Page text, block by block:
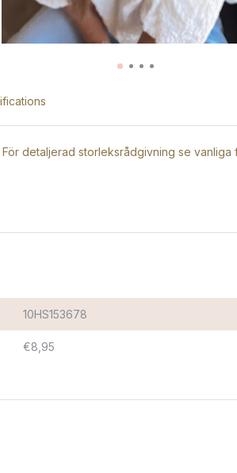
detaljerad storleksrådgivning se
10HS153678
€8,95